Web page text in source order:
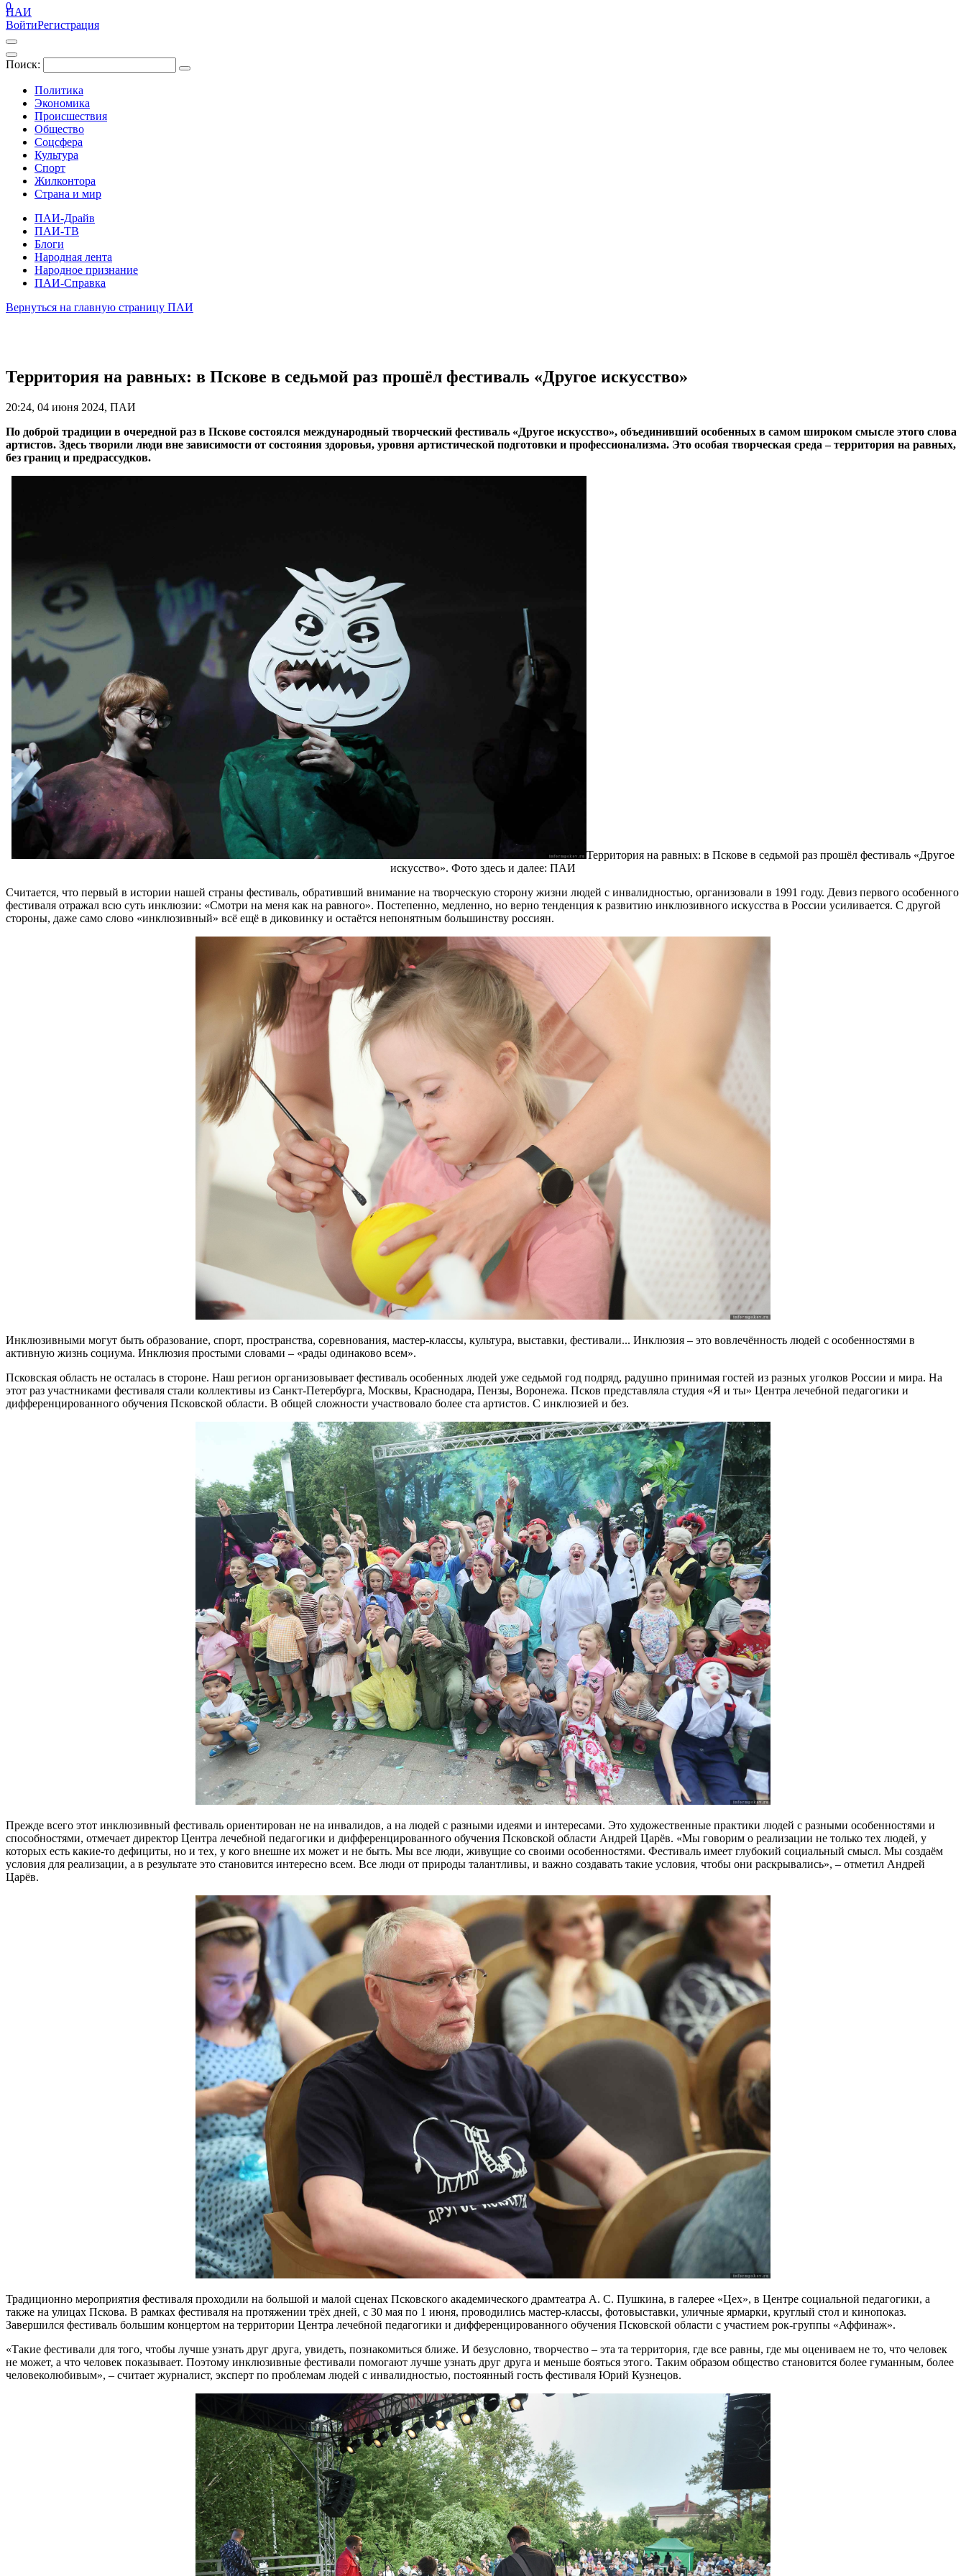
ПАИ
ВойтиРегистрация
Поиск:
Политика
Экономика
Происшествия
Общество
Соцсфера
Культура
Спорт
Жилконтора
Страна и мир
ПАИ-Драйв
ПАИ-ТВ
Блоги
Народная лента
Народное признание
ПАИ-Справка
0
Вернуться на главную страницу ПАИ
Территория на равных: в Пскове в седьмой раз прошёл фестиваль «Другое искусство»
20:24, 04 июня 2024, ПАИ
По доброй традиции в очередной раз в Пскове состоялся международный творческий фестиваль «Другое искусство», объединивший особенных в самом широком смысле этого слова
артистов. Здесь творили люди вне зависимости от состояния здоровья, уровня артистической подготовки и профессионализма. Это особая творческая среда – территория на равных,
без границ и предрассудков.
Территория на равных: в Пскове в седьмой раз прошёл фестиваль «Другое
искусство». Фото здесь и далее: ПАИ
Считается, что первый в истории нашей страны фестиваль, обративший внимание на творческую сторону жизни людей с инвалидностью, организовали в 1991 году. Девиз первого особенного
фестиваля отражал всю суть инклюзии: «Смотри на меня как на равного». Постепенно, медленно, но верно тенденция к развитию инклюзивного искусства в России усиливается. С другой
стороны, даже само слово «инклюзивный» всё ещё в диковинку и остаётся непонятным большинству россиян.
Инклюзивными могут быть образование, спорт, пространства, соревнования, мастер-классы, культура, выставки, фестивали... Инклюзия – это вовлечённость людей с особенностями в
активную жизнь социума. Инклюзия простыми словами – «рады одинаково всем».
Псковская область не осталась в стороне. Наш регион организовывает фестиваль особенных людей уже седьмой год подряд, радушно принимая гостей из разных уголков России и мира. На
этот раз участниками фестиваля стали коллективы из Санкт-Петербурга, Москвы, Краснодара, Пензы, Воронежа. Псков представляла студия «Я и ты» Центра лечебной педагогики и
дифференцированного обучения Псковской области. В общей сложности участвовало более ста артистов. С инклюзией и без.
Прежде всего этот инклюзивный фестиваль ориентирован не на инвалидов, а на людей с разными идеями и интересами. Это художественные практики людей с разными особенностями и
способностями, отмечает директор Центра лечебной педагогики и дифференцированного обучения Псковской области Андрей Царёв. «Мы говорим о реализации не только тех людей, у
которых есть какие-то дефициты, но и тех, у кого внешне их может и не быть. Мы все люди, живущие со своими особенностями. Фестиваль имеет глубокий социальный смысл. Мы создаём
условия для реализации, а в результате это становится интересно всем. Все люди от природы талантливы, и важно создавать такие условия, чтобы они раскрывались», – отметил Андрей
Царёв.
Традиционно мероприятия фестиваля проходили на большой и малой сценах Псковского академического драмтеатра А. С. Пушкина, в галерее «Цех», в Центре социальной педагогики, а
также на улицах Пскова. В рамках фестиваля на протяжении трёх дней, с 30 мая по 1 июня, проводились мастер-классы, фотовыставки, уличные ярмарки, круглый стол и кинопоказ.
Завершился фестиваль большим концертом на территории Центра лечебной педагогики и дифференцированного обучения Псковской области с участием рок-группы «Аффинаж».
«Такие фестивали для того, чтобы лучше узнать друг друга, увидеть, познакомиться ближе. И безусловно, творчество – эта та территория, где все равны, где мы оцениваем не то, что человек
не может, а что человек показывает. Поэтому инклюзивные фестивали помогают лучше узнать друг друга и меньше бояться этого. Таким образом общество становится более гуманным, более
человеколюбивым», – считает журналист, эксперт по проблемам людей с инвалидностью, постоянный гость фестиваля Юрий Кузнецов.